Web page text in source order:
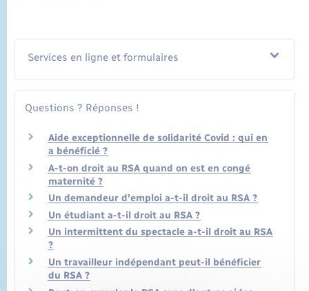
Services en ligne et formulaires
Questions ? Réponses !
Aide exceptionnelle de solidarité Covid : qui en
a bénéficié ?
A-t-on droit au RSA quand on est en congé
maternité ?
Un demandeur d'emploi a-t-il droit au RSA ?
Un étudiant a-t-il droit au RSA ?
Un intermittent du spectacle a-t-il droit au RSA
?
Un travailleur indépendant peut-il bénéficier
du RSA ?